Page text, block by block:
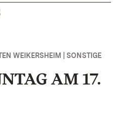
WEIKERSHEIM | SONSTIGE
AM 17.